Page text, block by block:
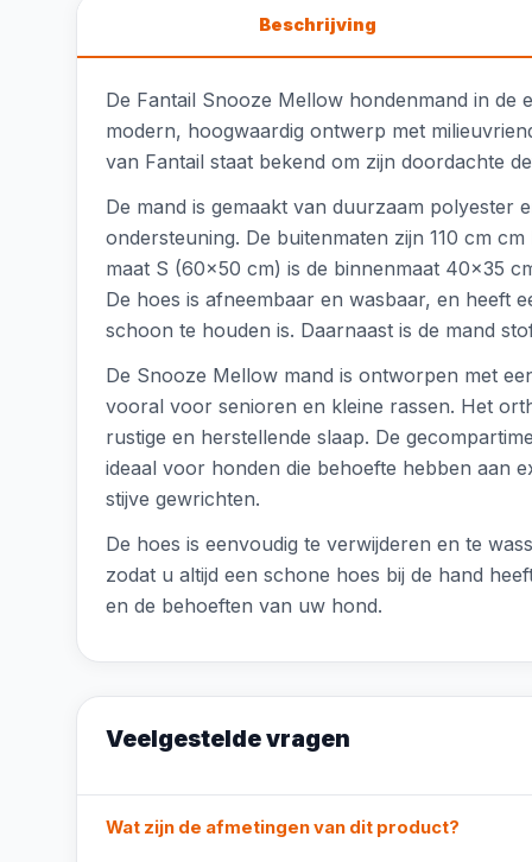
Beschrijving
De Fantail Snooze Mellow hondenmand in de
modern, hoogwaardig ontwerp met
van Fantail staat bekend om zijn doordachte
De mand is gemaakt van duurzaam polyester
ondersteuning. De buitenmaten zijn 110 cm
maat S (60x50 cm) is de binnenmaat 40x35
De hoes is afneembaar en wasbaar, en heeft
schoon te houden is. Daarnaast is de mand
De Snooze Mellow mand is ontworpen met
vooral voor senioren en kleine rassen. Het
rustige en herstellende slaap. De
ideaal voor honden die behoefte hebben aan
stijve gewrichten.
De hoes is eenvoudig te verwijderen en te
zodat u altijd een schone hoes bij de hand
en de behoeften van uw hond.
Veelgestelde vragen
Wat zijn de afmetingen van dit product?